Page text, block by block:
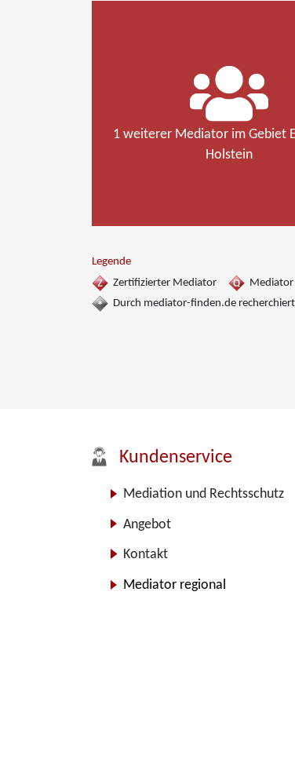
1 weiterer Mediator im Gebiet
Holstein
Legende
Zertifizierter Mediator
Mediator
Durch mediator-finden.de recherchiert
Kundenservice
Mediation und Rechtsschutz
Angebot
Kontakt
Mediator regional